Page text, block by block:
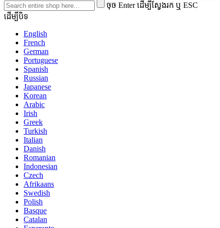
ចុច Enter ដើម្បីស្វែងរក ឬ ESC
ដើម្បីបិទ
English
French
German
Portuguese
Spanish
Russian
Japanese
Korean
Arabic
Irish
Greek
Turkish
Italian
Danish
Romanian
Indonesian
Czech
Afrikaans
Swedish
Polish
Basque
Catalan